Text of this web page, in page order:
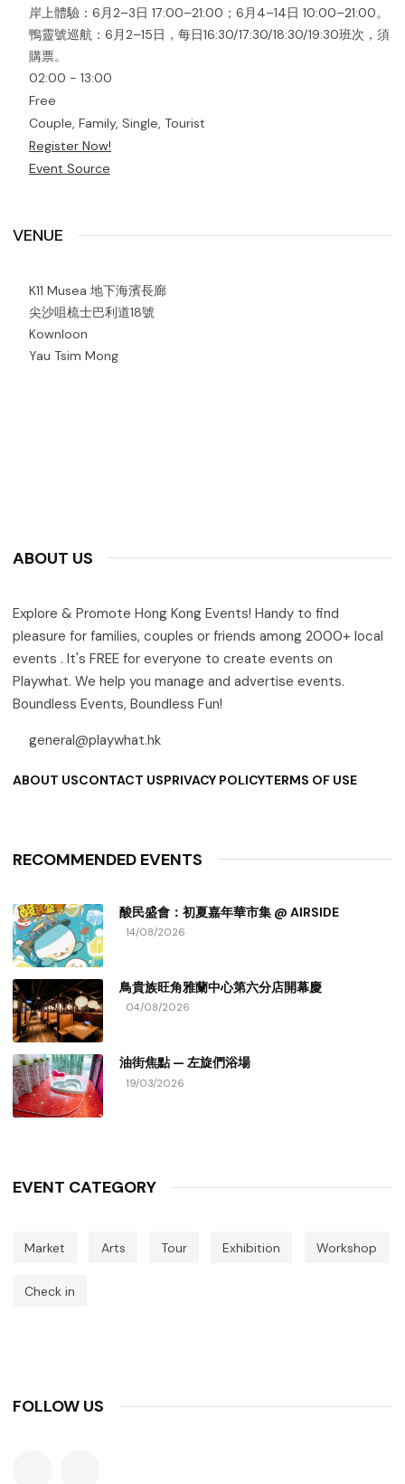
岸上體驗：6月2–3日 17:00–21:00；6月4–14日 10:00–21:00。
鴨靈號巡航：6月2–15日，每日16:30/17:30/18:30/19:30班次，須
購票。
02:00 - 13:00
Free
Couple, Family, Single, Tourist
Register Now!
Event Source
VENUE
K11 Musea 地下海濱長廊
尖沙咀梳士巴利道18號
Kownloon
Yau Tsim Mong
ABOUT US
Explore & Promote Hong Kong Events! Handy to find
pleasure for families, couples or friends among 2000+ local
events . It's FREE for everyone to create events on
Playwhat. We help you manage and advertise events.
Boundless Events, Boundless Fun!
general@playwhat.hk
ABOUT USCONTACT USPRIVACY POLICYTERMS OF USE
RECOMMENDED EVENTS
酸民盛會：初夏嘉年華市集 @ AIRSIDE
14/08/2026
鳥貴族旺角雅蘭中心第六分店開幕慶
04/08/2026
油街焦點 — 左旋們浴場
19/03/2026
EVENT CATEGORY
Market Arts Tour Exhibition Workshop
Check in
FOLLOW US